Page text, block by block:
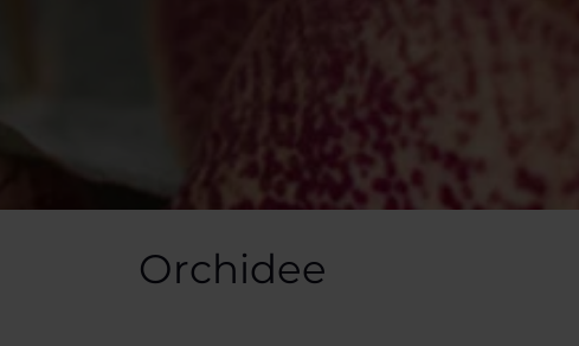
Orchidee